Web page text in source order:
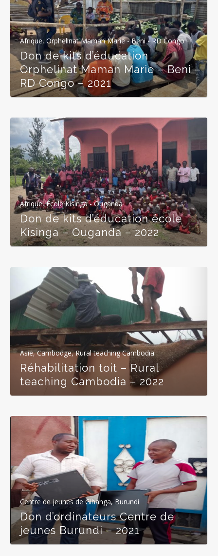
Afrique, Orphelinat Maman Marie - Beni - RD Congo
Don de kits d’éducation
Orphelinat Maman Marie – Beni –
RD Congo – 2021
Afrique,École Kisinga - Ouganda
Don de kits d’éducation école
Kisinga – Ouganda – 2022
Asie,Cambodge,Rural teaching Cambodia
Réhabilitation toit – Rural
teaching Cambodia – 2022
Centre de jeunes de Gihanga, Burundi
Don d’ordinateurs Centre de
jeunes Burundi – 2021